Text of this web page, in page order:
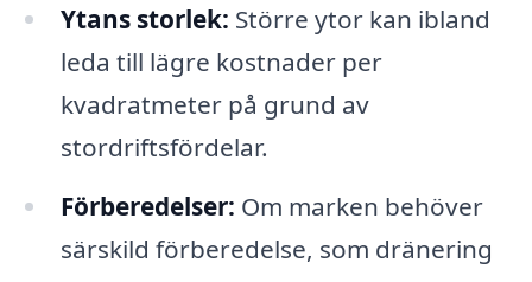
Ytans storlek: Större ytor kan ibland
leda till lägre kostnader per
kvadratmeter på grund av
stordriftsfördelar.
Förberedelser: Om marken behöver
särskild förberedelse, som dränering